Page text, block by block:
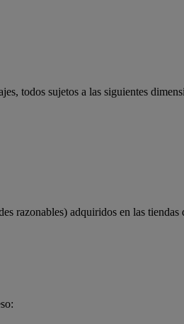
todos sujetos a las siguientes
razonables) adquiridos en las tiendas